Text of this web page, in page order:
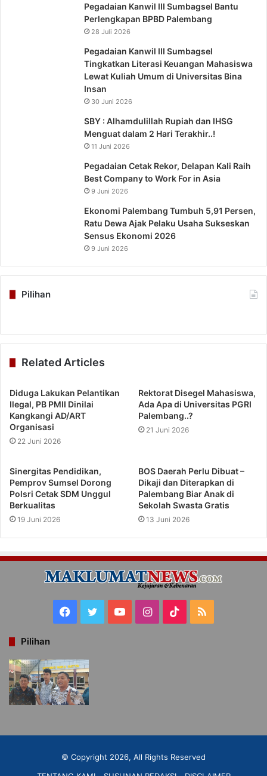
Pegadaian Kanwil III Sumbagsel Bantu
Perlengkapan BPBD Palembang
28 Juli 2026
Pegadaian Kanwil III Sumbagsel
Tingkatkan Literasi Keuangan Mahasiswa
Lewat Kuliah Umum di Universitas Bina
Insan
30 Juni 2026
SBY : Alhamdulillah Rupiah dan IHSG
Menguat dalam 2 Hari Terakhir..!
11 Juni 2026
Pegadaian Cetak Rekor, Delapan Kali Raih
Best Company to Work For in Asia
9 Juni 2026
Ekonomi Palembang Tumbuh 5,91 Persen,
Ratu Dewa Ajak Pelaku Usaha Sukseskan
Sensus Ekonomi 2026
9 Juni 2026
Pilihan
Related Articles
Diduga Lakukan Pelantikan
Ilegal, PB PMII Dinilai
Kangkangi AD/ART
Organisasi
22 Juni 2026
Rektorat Disegel Mahasiswa,
Ada Apa di Universitas PGRI
Palembang..?
21 Juni 2026
Sinergitas Pendidikan,
Pemprov Sumsel Dorong
Polsri Cetak SDM Unggul
Berkualitas
19 Juni 2026
BOS Daerah Perlu Dibuat –
Dikaji dan Diterapkan di
Palembang Biar Anak di
Sekolah Swasta Gratis
13 Juni 2026
Facebook
TwitterYouTubeInstagram
TikTokRSS
Pilihan
© Copyright 2026, All Rights Reserved